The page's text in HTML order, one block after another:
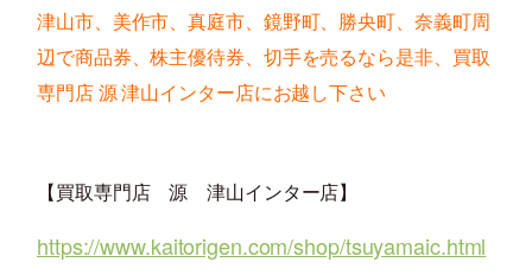
津山市、美作市、真庭市、鏡野町、勝央町、奈義町周
辺で商品券、株主優待券、切手を売るなら是非、買取
専門店 源 津山インター店にお越し下さい
【買取専門店 源 津山インター店】
https://www.kaitorigen.com/shop/tsuyamaic.html